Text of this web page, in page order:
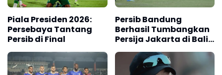
Piala Presiden 2026:
Persebaya Tantang
Persib di Final
Persib Bandung
Berhasil Tumbangkan
Persija Jakarta di Bali,
Skor 2 -1